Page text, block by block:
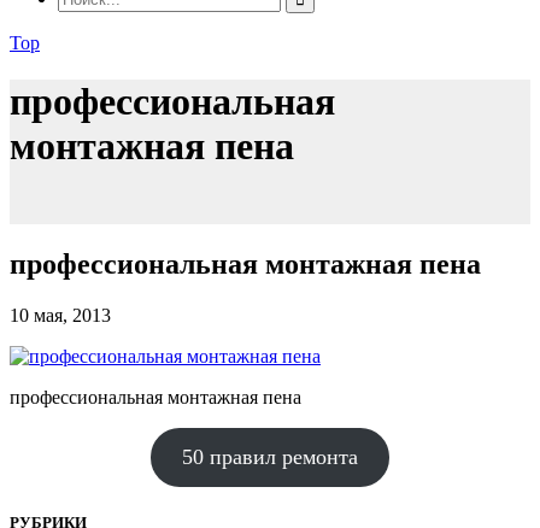
Top
профессиональная
монтажная пена
профессиональная монтажная пена
10 мая, 2013
профессиональная монтажная пена
50 правил ремонта
РУБРИКИ